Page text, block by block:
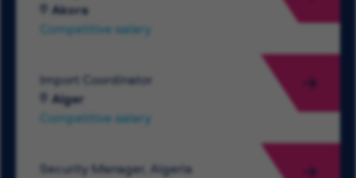
Akora
Competitive salary
Import Coordinator
Alger
Competitive salary
Security Manager, Algeria